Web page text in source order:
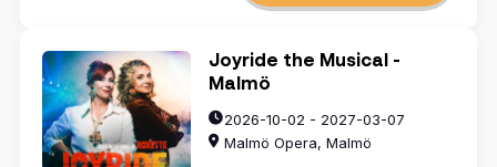
Joyride the Musical -
Malmö
2026-10-02 - 2027-03-07
Malmö Opera, Malmö